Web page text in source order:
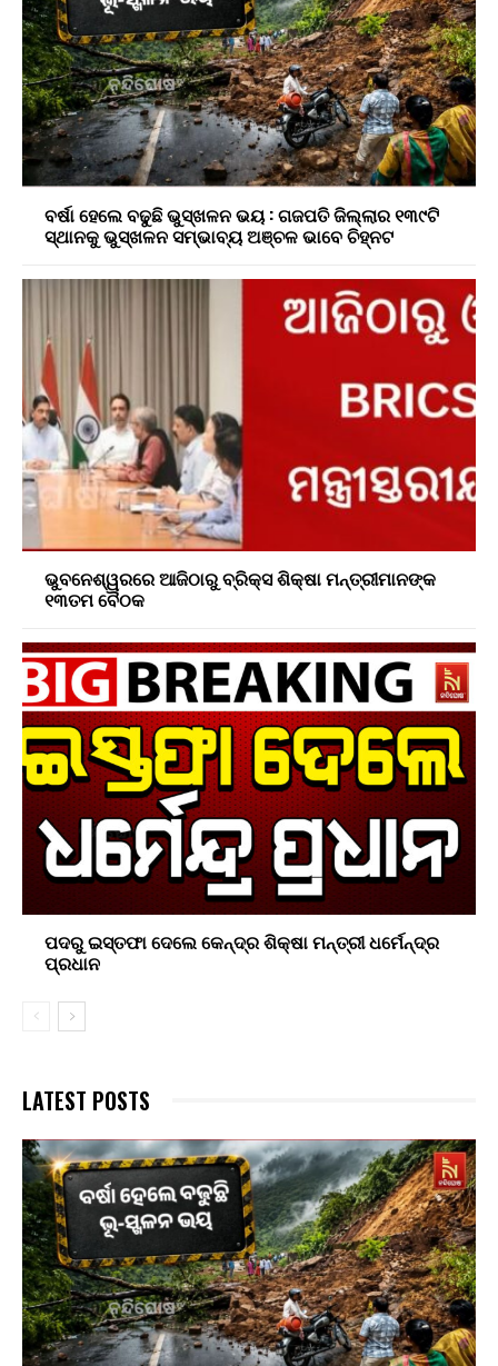
ବର୍ଷା ହେଲେ ବଢୁଛି ଭୁସ୍ଖଳନ ଭୟ : ଗଜପତି ଜିଲ୍ଲାର ୧୩୯ଟି
ସ୍ଥାନକୁ ଭୁସ୍ଖଳନ ସମ୍ଭାବ୍ୟ ଅଞ୍ଚଳ ଭାବେ ଚିହ୍ନଟ
ଭୁବନେଶ୍ୱରରେ ଆଜିଠାରୁ ବ୍ରିକ୍ସ ଶିକ୍ଷା ମନ୍ତ୍ରୀମାନଙ୍କ
୧୩ତମ ବୈଠକ
ପଦରୁ ଇସ୍ତଫା ଦେଲେ କେନ୍ଦ୍ର ଶିକ୍ଷା ମନ୍ତ୍ରୀ ଧର୍ମେନ୍ଦ୍ର
ପ୍ରଧାନ
LATEST POSTS